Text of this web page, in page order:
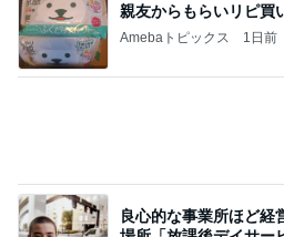
親友からもらいリピ買
Amebaトピックス 1日前
良心的な事業所ほど経